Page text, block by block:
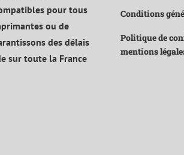
pour tous
ou de
des délais
sur toute la France
Conditions
Politique de
mentions